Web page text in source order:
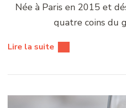
Née à Paris en 2015 et
quatre coins du
Lire la suite